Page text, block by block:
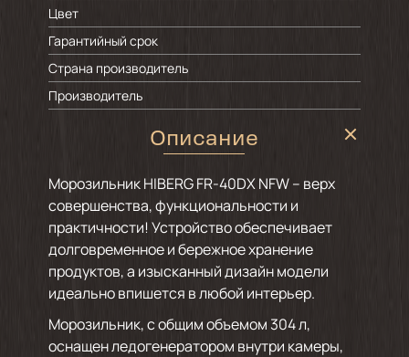
Цвет
Гарантийный срок
Страна производитель
Производитель
Описание
Морозильник HIBERG FR-40DX NFW – верх
совершенства, функциональности и
практичности! Устройство обеспечивает
долговременное и бережное хранение
продуктов, а изысканный дизайн модели
идеально впишется в любой интерьер.
Морозильник, с общим объемом 304 л,
оснащен ледогенератором внутри камеры,